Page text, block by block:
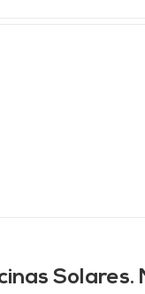
Solares.